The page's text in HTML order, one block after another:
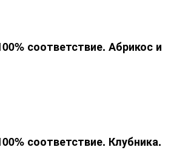
соответствие. Абрикос и
соответствие. Клубника.